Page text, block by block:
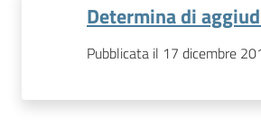
Determina di
Pubblicata il 17 dicembre